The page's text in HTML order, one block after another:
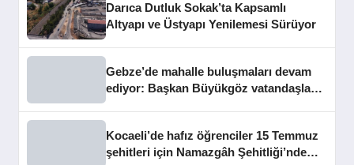
Darıca Dutluk Sokak’ta Kapsamlı
Altyapı ve Üstyapı Yenilemesi Sürüyor
Gebze’de mahalle buluşmaları devam
ediyor: Başkan Büyükgöz vatandaşları
Kocaeli’de hafız öğrenciler 15 Temmuz
şehitleri için Namazgâh Şehitliği’nde